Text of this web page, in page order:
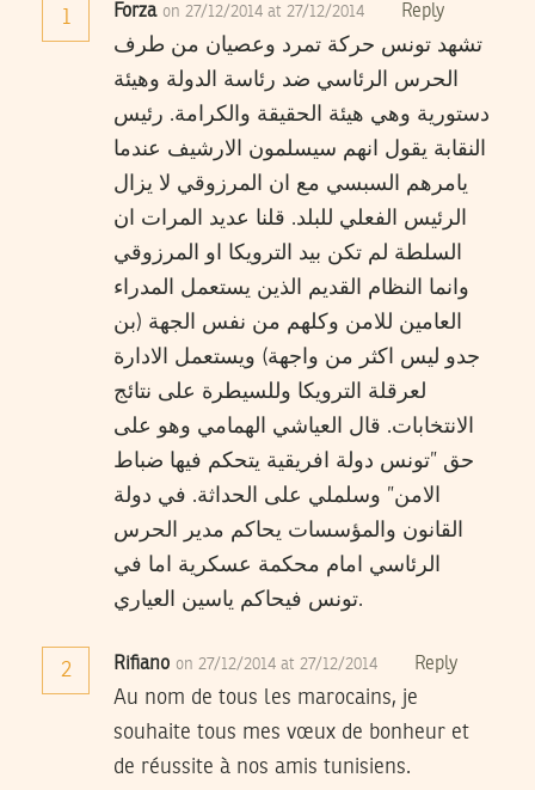
1 Forza on 27/12/2014 at 27/12/2014 Reply
تشهد تونس حركة تمرد وعصيان من طرف
الحرس الرئاسي ضد رئاسة الدولة وهيئة
دستورية وهي هيئة الحقيقة والكرامة. رئيس
النقابة يقول انهم سيسلمون الارشيف عندما
يامرهم السبسي مع ان المرزوقي لا يزال
الرئيس الفعلي للبلد. قلنا عديد المرات ان
السلطة لم تكن بيد الترويكا او المرزوقي
وانما النظام القديم الذين يستعمل المدراء
العامين للامن وكلهم من نفس الجهة (بن
جدو ليس اكثر من واجهة) ويستعمل الادارة
لعرقلة الترويكا وللسيطرة على نتائج
الانتخابات. قال العياشي الهمامي وهو على
حق ”تونس دولة افريقية يتحكم فيها ضباط
الامن” وسلملي على الحداثة. في دولة
القانون والمؤسسات يحاكم مدير الحرس
الرئاسي امام محكمة عسكرية اما في
تونس فيحاكم ياسين العياري.
2 Rifiano on 27/12/2014 at 27/12/2014 Reply
Au nom de tous les marocains, je
souhaite tous mes vœux de bonheur et
de réussite à nos amis tunisiens.